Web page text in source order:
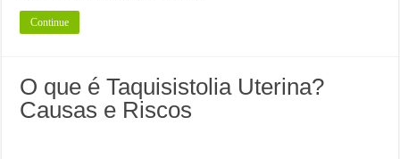
Continue
O que é Taquisistolia Uterina?
Causas e Riscos